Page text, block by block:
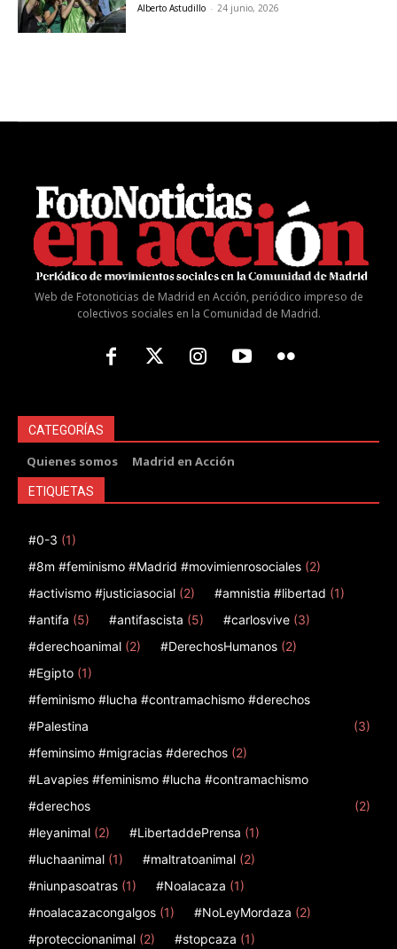
Alberto Astudillo - 24 junio, 2026
Web de Fotonoticias de Madrid en Acción, periódico impreso de
colectivos sociales en la Comunidad de Madrid.
CATEGORÍAS
Quienes somos Madrid en Acción
ETIQUETAS
#0-3 (1)
#8m #feminismo #Madrid #movimienrosociales (2)
#activismo #justiciasocial (2) #amnistia #libertad (1)
#antifa (5) #antifascista (5) #carlosvive (3)
#derechoanimal (2) #DerechosHumanos (2)
#Egipto (1)
#feminismo #lucha #contramachismo #derechos
#Palestina
(3)
#feminsimo #migracias #derechos (2)
#Lavapies #feminismo #lucha #contramachismo
#derechos
(2)
#leyanimal (2) #LibertaddePrensa (1)
#luchaanimal (1) #maltratoanimal (2)
#niunpasoatras (1) #Noalacaza (1)
#noalacazacongalgos (1) #NoLeyMordaza (2)
#proteccionanimal (2) #stopcaza (1)